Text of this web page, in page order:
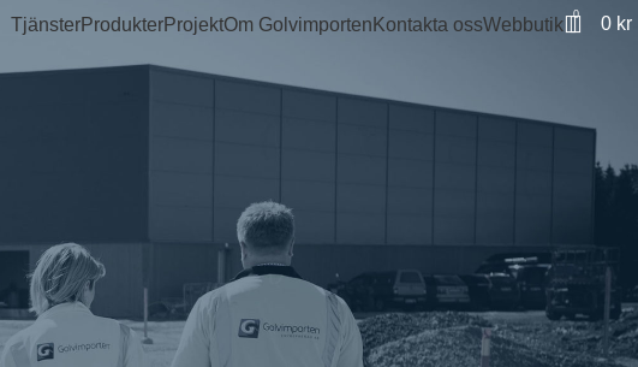
TjänsterProdukterProjektOm Golvimporten Kontakta ossWebbutik 0 0 kr